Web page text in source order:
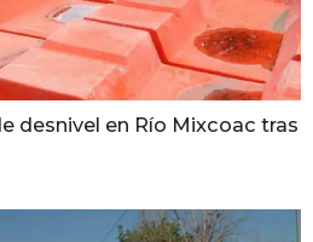
desnivel en Río Mixcoac tras